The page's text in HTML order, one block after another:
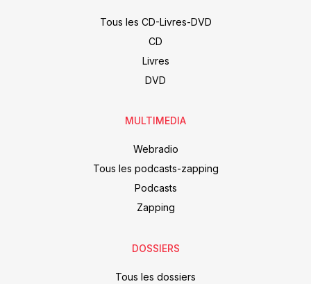
Tous les CD-Livres-DVD
CD
Livres
DVD
MULTIMEDIA
Webradio
Tous les podcasts-zapping
Podcasts
Zapping
DOSSIERS
Tous les dossiers